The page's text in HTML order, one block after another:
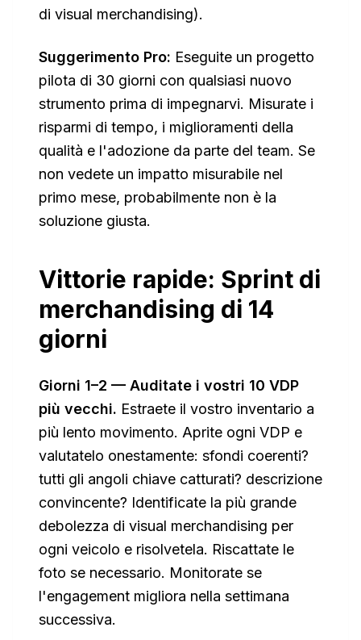
di visual merchandising).
Suggerimento Pro: Eseguite un progetto
pilota di 30 giorni con qualsiasi nuovo
strumento prima di impegnarvi. Misurate i
risparmi di tempo, i miglioramenti della
qualità e l'adozione da parte del team. Se
non vedete un impatto misurabile nel
primo mese, probabilmente non è la
soluzione giusta.
Vittorie rapide: Sprint di
merchandising di 14
giorni
Giorni 1–2 — Auditate i vostri 10 VDP
più vecchi. Estraete il vostro inventario a
più lento movimento. Aprite ogni VDP e
valutatelo onestamente: sfondi coerenti?
tutti gli angoli chiave catturati? descrizione
convincente? Identificate la più grande
debolezza di visual merchandising per
ogni veicolo e risolvetela. Riscattate le
foto se necessario. Monitorate se
l'engagement migliora nella settimana
successiva.